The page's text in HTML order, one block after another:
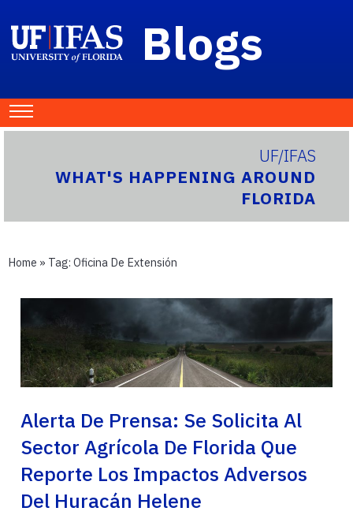
Blogs
UF/IFAS
WHAT'S HAPPENING AROUND
FLORIDA
Home » Tag: Oficina De Extensión
Alerta De Prensa: Se Solicita Al
Sector Agrícola De Florida Que
Reporte Los Impactos Adversos
Del Huracán Helene